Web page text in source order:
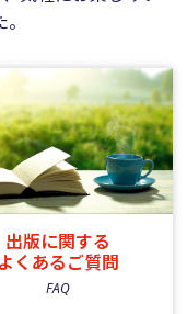
出版に関する
よくあるご質問
FAQ